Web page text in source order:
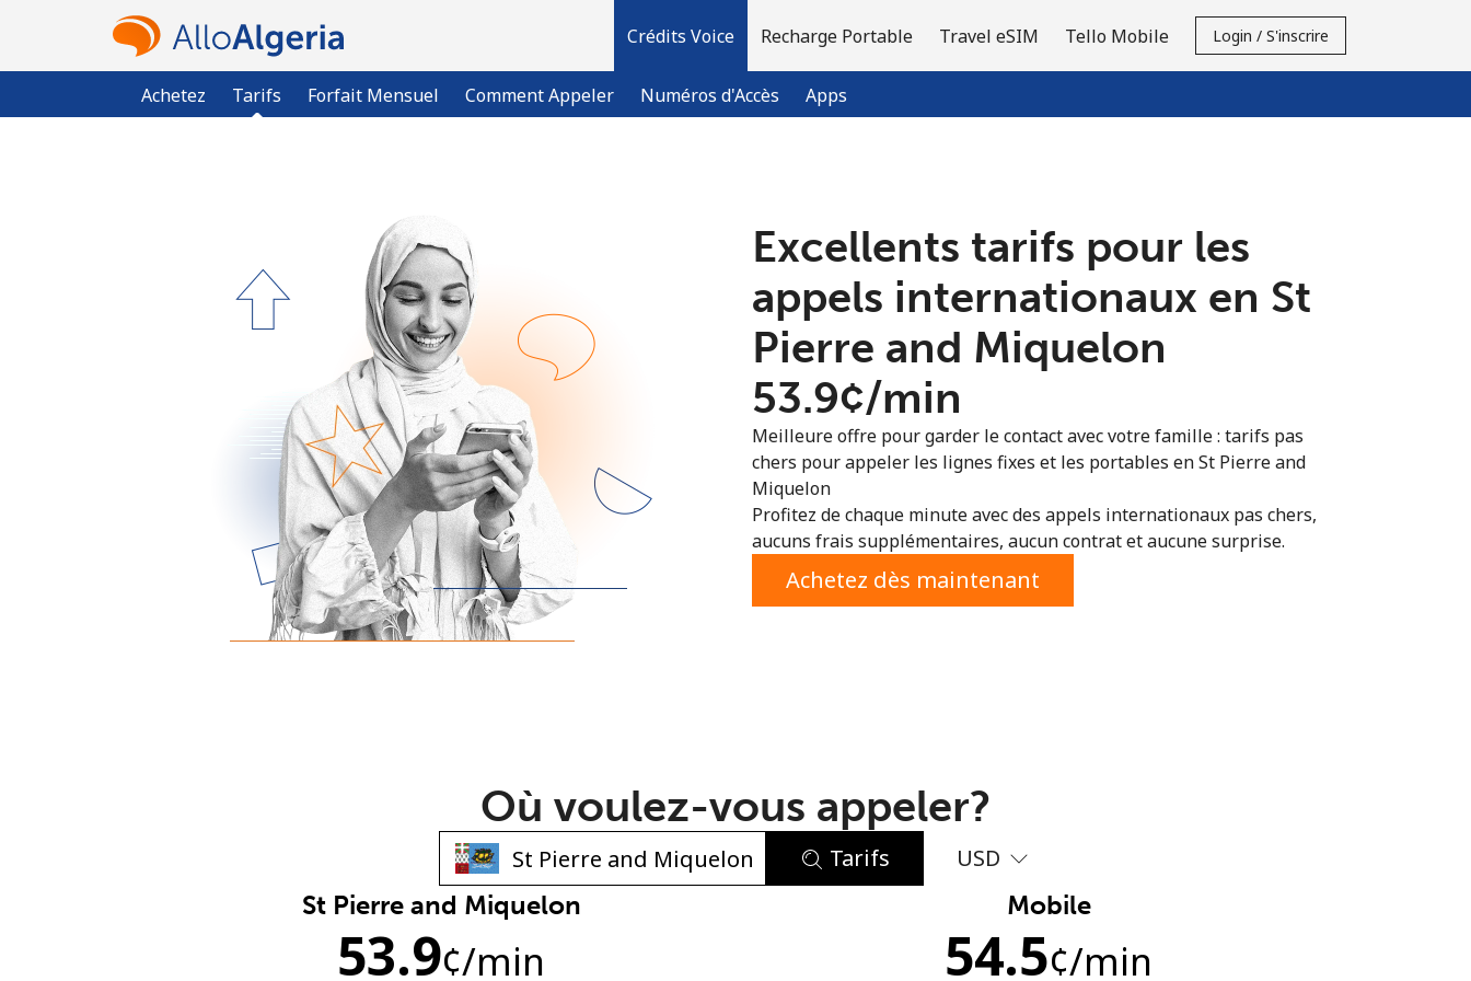
Crédits Voice
Achetez Tarifs Forfait Mensuel Comment Appeler Numéros d'Accès Apps
Recharge Portable Travel eSIM Tello Mobile Login / S'inscrire
Connectez-vous →
S'enregistrer avec
Une lettre majuscule et une lettre minuscule
Excellents tarifs pour les
appels internationaux en St
Pierre and Miquelon
⁦53.9¢⁩/min
Meilleure offre pour garder le contact avec votre famille : tarifs pas
chers pour appeler les lignes fixes et les portables en St Pierre and
Miquelon
Profitez de chaque minute avec des appels internationaux pas chers,
aucuns frais supplémentaires, aucun contrat et aucune surprise.
Achetez dès maintenant
Où voulez-vous appeler?
Tarifs USD
St Pierre and Miquelon
53.9¢/min
Mobile
54.5¢/min